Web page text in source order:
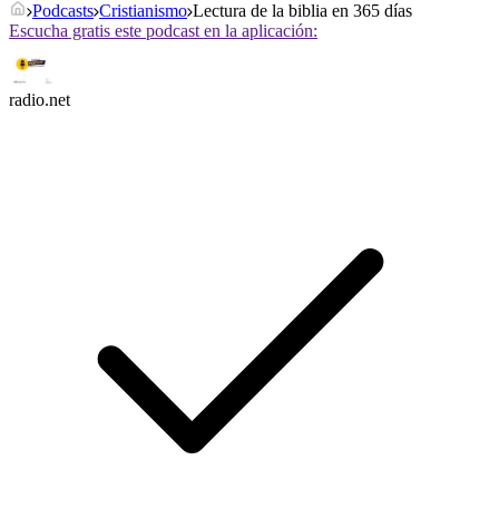
Podcasts Cristianismo Lectura de la biblia en 365 días
Escucha gratis este podcast en la aplicación:
radio.net